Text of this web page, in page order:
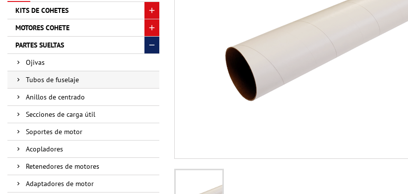
KITS DE COHETES
MOTORES COHETE
PARTES SUELTAS
Ojivas
Tubos de fuselaje
Anillos de centrado
Secciones de carga útil
Soportes de motor
Acopladores
Retenedores de motores
Adaptadores de motor